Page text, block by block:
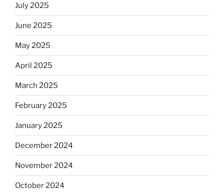
July 2025
June 2025
May 2025
April 2025
March 2025
February 2025
January 2025
December 2024
November 2024
October 2024